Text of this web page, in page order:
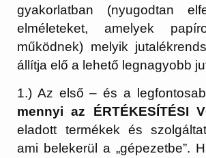
gyakorlatban (nyugodtan
elméleteket, amelyek
működnek) melyik
állítja elő a lehető legnagyobb
1.) Az első – és a
mennyi az ÉRTÉKESÍTÉSI
eladott termékek és
ami belekerül a „gépezetbe”.